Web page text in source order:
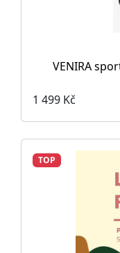
VENIRA
1 499 Kč
TOP